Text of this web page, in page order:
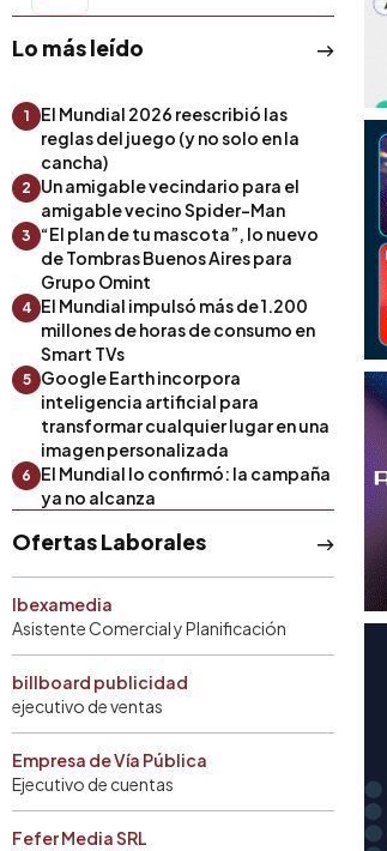
Lo más leído
1
El Mundial 2026 reescribió las
reglas del juego (y no solo en la
cancha)
2
Un amigable vecindario para el
amigable vecino Spider-Man
3
“El plan de tu mascota”, lo nuevo
de Tombras Buenos Aires para
Grupo Omint
4 El Mundial impulsó más de 1.200
millones de horas de consumo en
Smart TVs
5
Google Earth incorpora
inteligencia artificial para
transformar cualquier lugar en una
imagen personalizada
6
El Mundial lo confirmó: la campaña
ya no alcanza
Ofertas Laborales
Ibexamedia
Asistente Comercial y Planificación
billboard publicidad
ejecutivo de ventas
Empresa de Vía Pública
Ejecutivo de cuentas
Fefer Media SRL